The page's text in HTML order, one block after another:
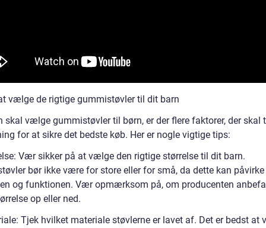
vælge de rigtige gummistøvler til dit barn
skal vælge gummistøvler til børn, er der flere faktorer, der skal
for at sikre det bedste køb. Her er nogle vigtige tips:
Vær sikker på at vælge den rigtige størrelse til dit barn.
bør ikke være for store eller for små, da dette kan påvirke
og funktionen. Vær opmærksom på, om producenten
op eller ned.
Tjek hvilket materiale støvlerne er lavet af. Det er bedst at